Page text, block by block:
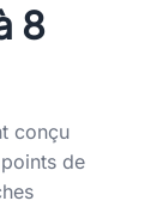
8
conçu
de